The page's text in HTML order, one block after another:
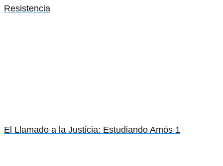
Resistencia
El Llamado a la Justicia: Estudiando Amós 1